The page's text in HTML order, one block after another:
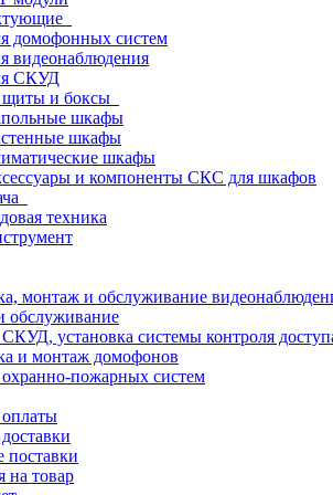
домофонных систем
видеонаблюдения
СКУД
и боксы
шкафы
шкафы
шкафы
и компоненты СКС для шкафов
техника
монтаж и обслуживание
обслуживание
установка системы контроля
и монтаж домофонов
пожарных систем
на товар